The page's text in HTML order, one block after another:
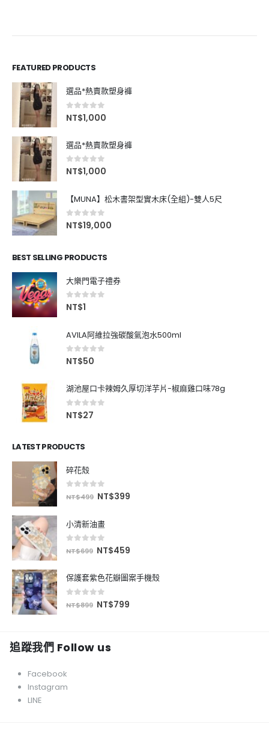
FEATURED PRODUCTS
選品*熱賣款塑身褲
0out of 5
NT$1,000
選品*熱賣款塑身褲
0out of 5
NT$1,000
【MUNA】松木書架型實木床(全組)-雙人5尺
0out of 5
NT$19,000
BEST SELLING PRODUCTS
大樂門電子禮券
0out of 5
NT$1
AVILA阿維拉強碳酸氣泡水500ml
0out of 5
NT$50
湖池屋口卡辣姆久厚切洋芋片-椒麻雞口味78g
0out of 5
NT$27
LATEST PRODUCTS
碎花殼
out of 5
NT$499 NT$399
小清新油畫
out of 5
NT$699 NT$459
保護套紫色花瓣圖案手機殼
out of 5
NT$899 NT$799
追蹤我們 Follow us
Facebook
Instagram
LINE